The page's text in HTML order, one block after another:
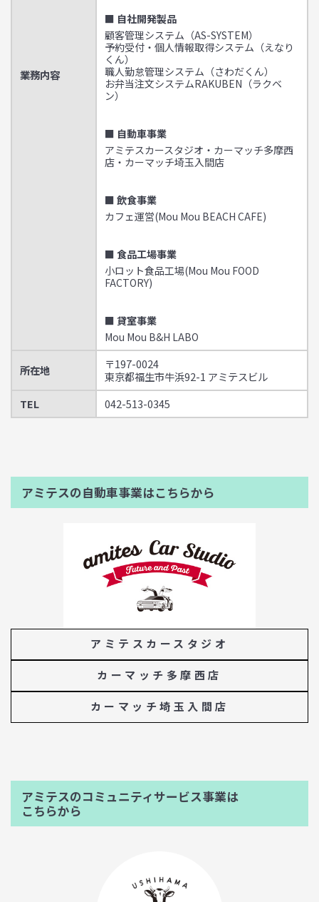
業務内容
■ 自社開発製品
顧客管理システム（AS-SYSTEM）
予約受付・個人情報取得システム（えなり
くん）
職人勤怠管理システム（さわだくん）
お弁当注文システムRAKUBEN（ラクベ
ン）
■ 自動車事業
アミテスカースタジオ・カーマッチ多摩西
店・カーマッチ埼玉入間店
■ 飲食事業
カフェ運営(Mou Mou BEACH CAFE)
■ 食品工場事業
小ロット食品工場(Mou Mou FOOD
FACTORY)
■ 貸室事業
Mou Mou B&H LABO
所在地
〒197-0024
東京都福生市牛浜92-1 アミテスビル
TEL
042-513-0345
アミテスの自動車事業はこちらから
アミテスカースタジオ
カーマッチ多摩西店
カーマッチ埼玉入間店
アミテスのコミュニティサービス事業は
こちらから